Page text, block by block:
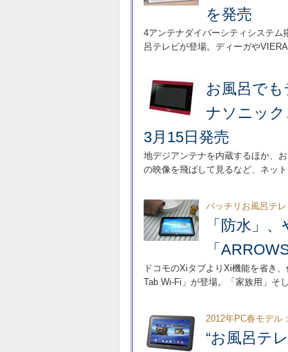
を発売
4アンテナダイバーシティシステ
呂テレビが登場。ディーガや
お風呂で
ナソニック
3月15日発売
地デジアンテナを内蔵するほか、
の映像を飛ばして見るなど、ネッ
バッチリお風呂テレ
「防水」
「
ドコモのXiタブよりXi機能を省き
Tab Wi-Fi」が登場。「家族用」そ
2012年PC春モデル：
“お風呂テ